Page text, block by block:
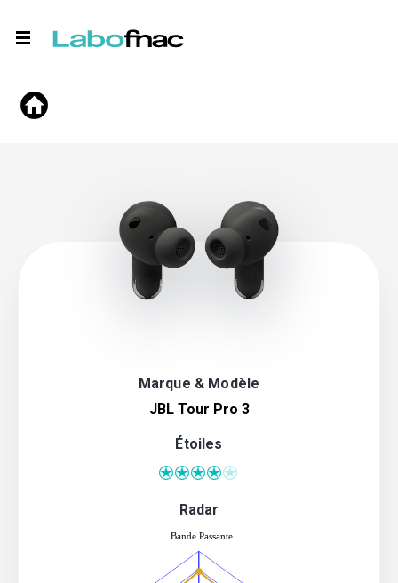
Marque & Modèle
JBL Tour Pro 3
Étoiles
Radar